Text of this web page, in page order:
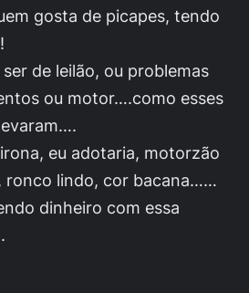
gosta de picapes, tendo
de leilão, ou problemas
ou motor….como esses
eu adotaria, motorzão
ronco lindo, cor bacana……
dinheiro com essa